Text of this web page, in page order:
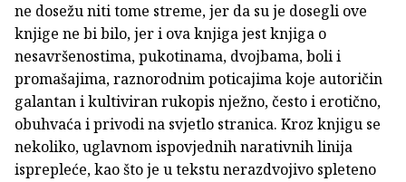
ne dosežu niti tome streme, jer da su je dosegli ove
knjige ne bi bilo, jer i ova knjiga jest knjiga o
nesavršenostima, pukotinama, dvojbama, boli i
promašajima, raznorodnim poticajima koje autoričin
galantan i kultiviran rukopis nježno, često i erotično,
obuhvaća i privodi na svjetlo stranica. Kroz knjigu se
nekoliko, uglavnom ispovjednih narativnih linija
isprepleće, kao što je u tekstu nerazdvojivo spleteno